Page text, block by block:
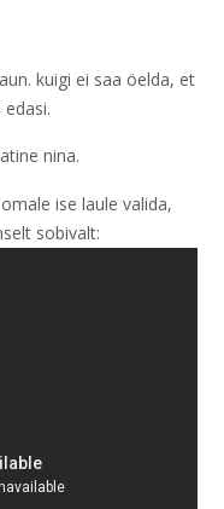
kuigi ei saa öelda, et
nina.
ise laule valida,
sobivalt: